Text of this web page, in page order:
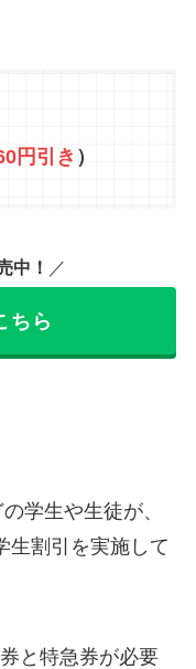
円引き ）
中！ ／
ちら
学生や生徒が、
生割引を実施して
と特急券が必要